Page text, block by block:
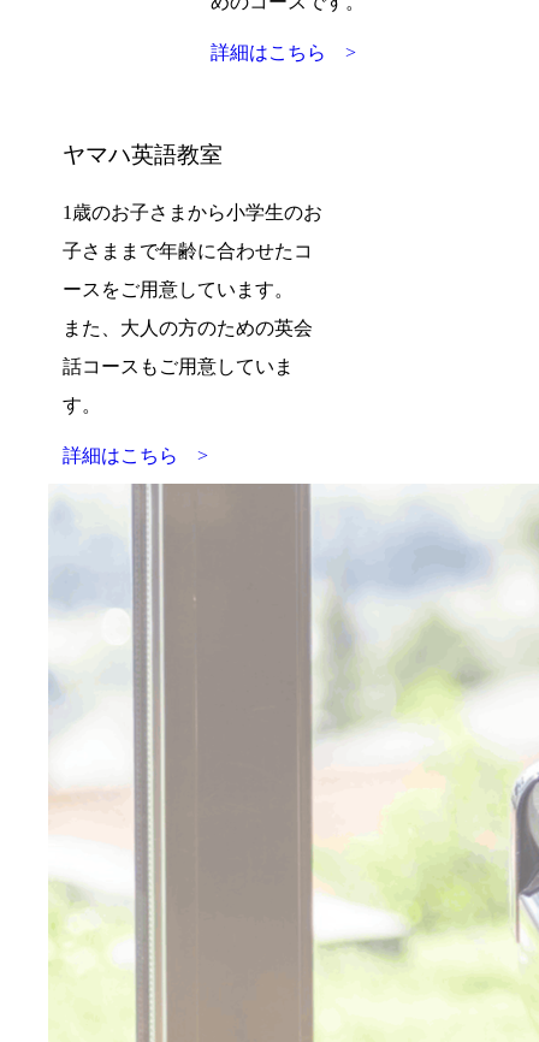
詳細はこちら >
ヤマハ英語教室
1歳のお子さまから小学生のお
子さままで年齢に合わせたコ
ースをご用意しています。
また、大人の方のための英会
話コースもご用意していま
す。
詳細はこちら >